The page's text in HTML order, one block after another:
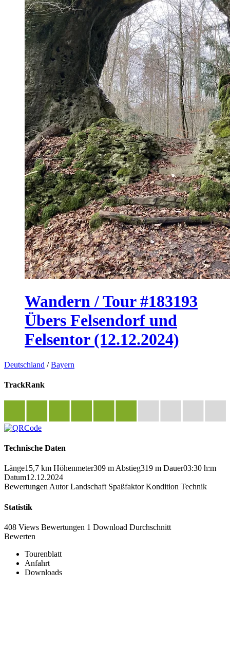
Wandern / Tour #183193
Übers Felsendorf und
Felsentor (12.12.2024)
Deutschland /Bayern
TrackRank
Technische Daten
Länge15,7 km Höhenmeter309 m Abstieg319 m Dauer03:30 h:m
Datum12.12.2024
Bewertungen Autor Landschaft Spaßfaktor Kondition Technik
Statistik
408 Views Bewertungen 1 Download Durchschnitt
Bewerten
Tourenblatt
Anfahrt
Downloads